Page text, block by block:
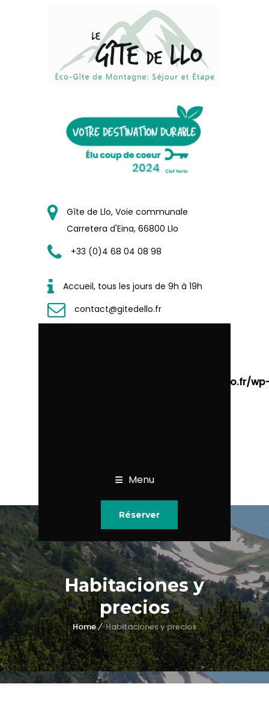
Gîte de Llo, Voie communale
Carretera d'Eina, 66800 Llo
+33 (0)4 68 04 08 98
Accueil, tous les jours de 9h à 19h
contact@gitedello.fr
/home/wgitedellofr/www/www.gitedello.fr/
Menu
Réserver
Habitaciones y
precios
Home Habitaciones y precios